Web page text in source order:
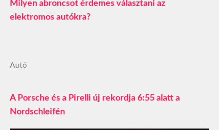
Milyen abroncsot érdemes választani az
elektromos autókra?
Autó
A Porsche és a Pirelli új rekordja 6:55 alatt a
Nordschleifén